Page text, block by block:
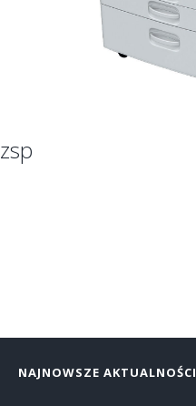
zsp
NAJNOWSZE AKTUALNOŚCI